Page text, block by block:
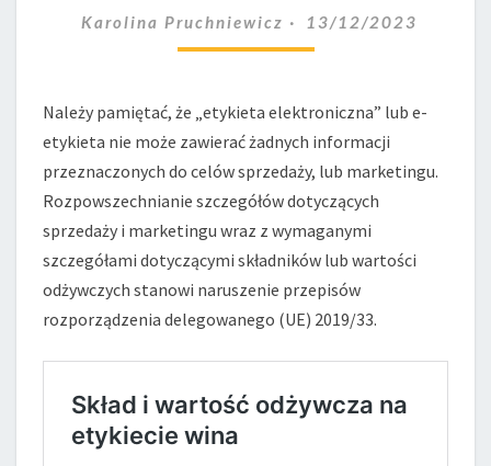
NA
ETYKIECIE
POMOCĄ
ADRESU
URL
LUB
KODU
QR?
Karolina Pruchniewicz 13/12/2023
Należy pamiętać, że „etykieta elektroniczna” lub e-
etykieta nie może zawierać żadnych informacji
przeznaczonych do celów sprzedaży, lub marketingu.
Rozpowszechnianie szczegółów dotyczących
sprzedaży i marketingu wraz z wymaganymi
szczegółami dotyczącymi składników lub wartości
odżywczych stanowi naruszenie przepisów
rozporządzenia delegowanego (UE) 2019/33.